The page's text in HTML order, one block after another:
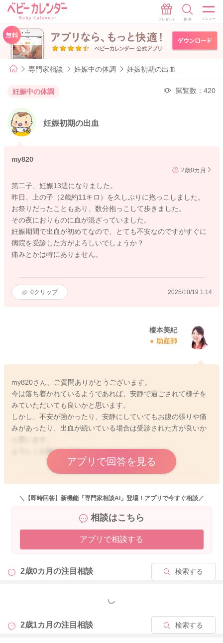
専門家相談 妊娠中の体調 妊娠初期の出血
妊娠中の体調 閲覧数：420
妊娠初期の出血
my820
2歳0カ月
第二子、妊娠13週になりました。
昨日、上の子（2歳約11キロ）を久しぶりに抱っこしました。
お祭りだったこともあり、数分抱っこして歩きました。
その夜におりものに血が混ざっていました。
妊娠期間で出血が初めてなので、とても不安なのですがすぐに
病院を受診した方がよろしいでしょうか？
痛みとかは特にありません。
0クリップ 2025/10/19 1:14
榎本美紀
助産師
my820さん、ご質問ありがとうございます。
今は落ち着かれているようであれば、安静で過ごされて様子を
みていただいても良いかと思います。
しかし、不安が強かったり、安静にしていてもお腹の張りや痛
みがあったり、出血が続いている場合は受診された方が良いか
よろしくお願いします。
アプリで回答を見る
2025/10/19 2:58
＼【即時回答】新機能「専門家相談AI」登場！アプリで今すぐ相談／
相談はこちら
アプリで相談する
2歳0カ月の注目相談 検索する
もっと見る
2歳1カ月の注目相談 検索する